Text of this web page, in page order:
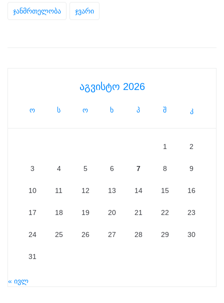
ჯანმრთელობა ჯვარი
აგვისტო 2026
ო ს ო ხ პ შ კ
1 2
3 4 5 6 7 8 9
10 11 12 13 14 15 16
17 18 19 20 21 22 23
24 25 26 27 28 29 30
31
« ივლ